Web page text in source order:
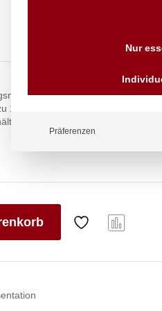
180º Grad öffnen.
und eine Lebensmittelpfanne ⌀
Nur
Präferenzen